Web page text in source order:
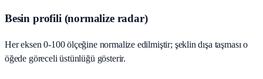
Besin profili (normalize radar)
Her eksen 0-100 ölçeğine normalize edilmiştir; şeklin dışa taşması o
öğede göreceli üstünlüğü gösterir.